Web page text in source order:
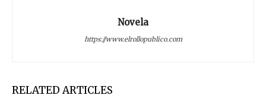
Novela
https://www.elrollopublico.com
RELATED ARTICLES